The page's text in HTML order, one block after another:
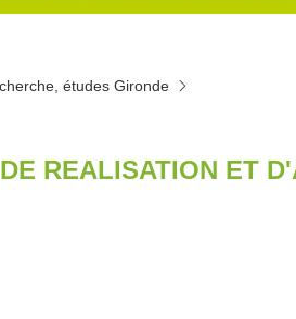
études Gironde
REALISATION ET